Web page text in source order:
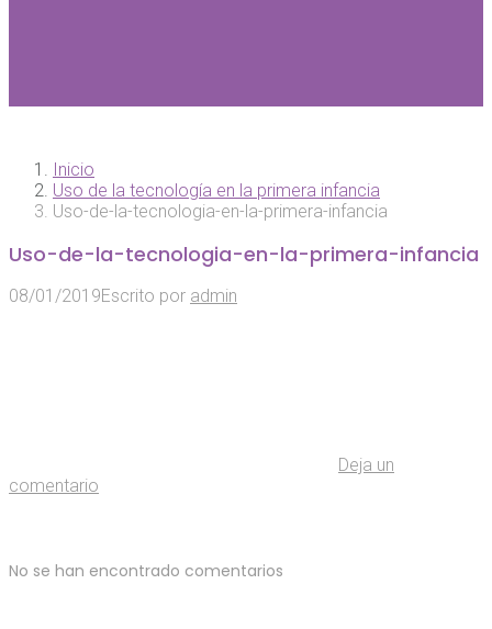
Inicio
Uso de la tecnología en la primera infancia
Uso-de-la-tecnologia-en-la-primera-infancia
Uso-de-la-tecnologia-en-la-primera-infancia
08/01/2019Escrito por admin
Deja un
comentario
No se han encontrado comentarios